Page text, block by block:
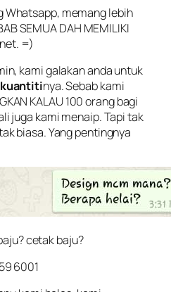
Whatsapp, memang lebih
SEMUA DAH MEMILIKI
=)
kami galakan anda untuk
nya. Sebab kami
KALAU 100 orang bagi
juga kami menaip. Tapi tak
biasa. Yang pentingnya
cetak baju?
6001